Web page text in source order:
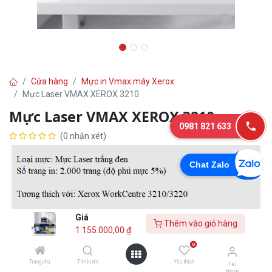
Giá
1.155.000,00 ₫
Thêm vào giỏ hàng
Trang chủ Tìm kiếm
0
Yêu thích
Tài
Cửa hàng
Mực in Vmax máy Xerox
Mực Laser VMAX XEROX 3210
Mực Laser VMAX XEROX 3210
(0 nhận xét)
1.155.000,00₫
Chat Zalo
0981 821 633